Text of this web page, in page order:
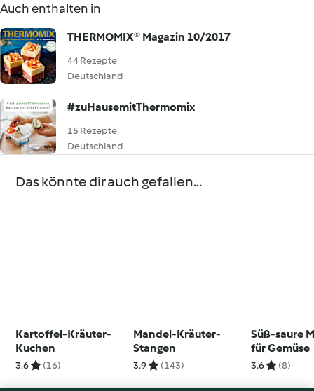
Auch enthalten in
THERMOMIX® Magazin 10/2017
44 Rezepte
Deutschland
#zuHausemitThermomix
15 Rezepte
Deutschland
Das könnte dir auch gefallen...
Kartoffel-Kräuter-
Kuchen
3.6 (16)
Mandel-Kräuter-
Stangen
3.9 (143)
Süß-saure
für Gemüse
3.6 (8)